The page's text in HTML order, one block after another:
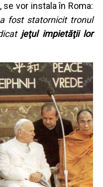
vor instala în Roma:
fost statornicit tronul
jeţul impietăţii lor